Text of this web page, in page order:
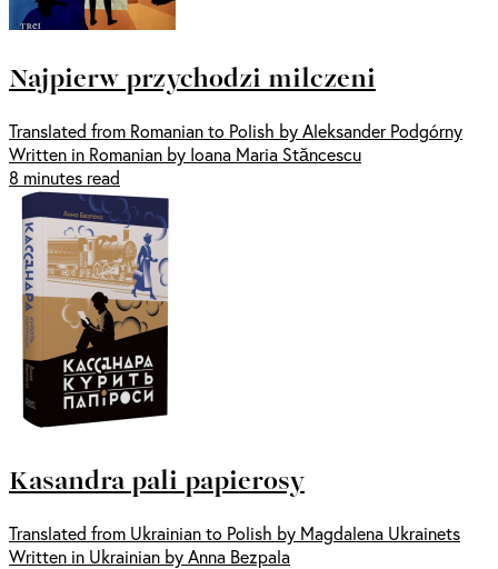
Najpierw przychodzi milczeni
Translated from Romanian to Polish by Aleksander Podgórny
Written in Romanian by Ioana Maria Stăncescu
8 minutes read
Kasandra pali papierosy
Translated from Ukrainian to Polish by Magdalena Ukrainets
Written in Ukrainian by Anna Bezpala